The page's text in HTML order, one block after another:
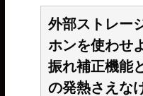
外部ストレー
ホンを使わせ
振れ補正機能
の発熱さえな